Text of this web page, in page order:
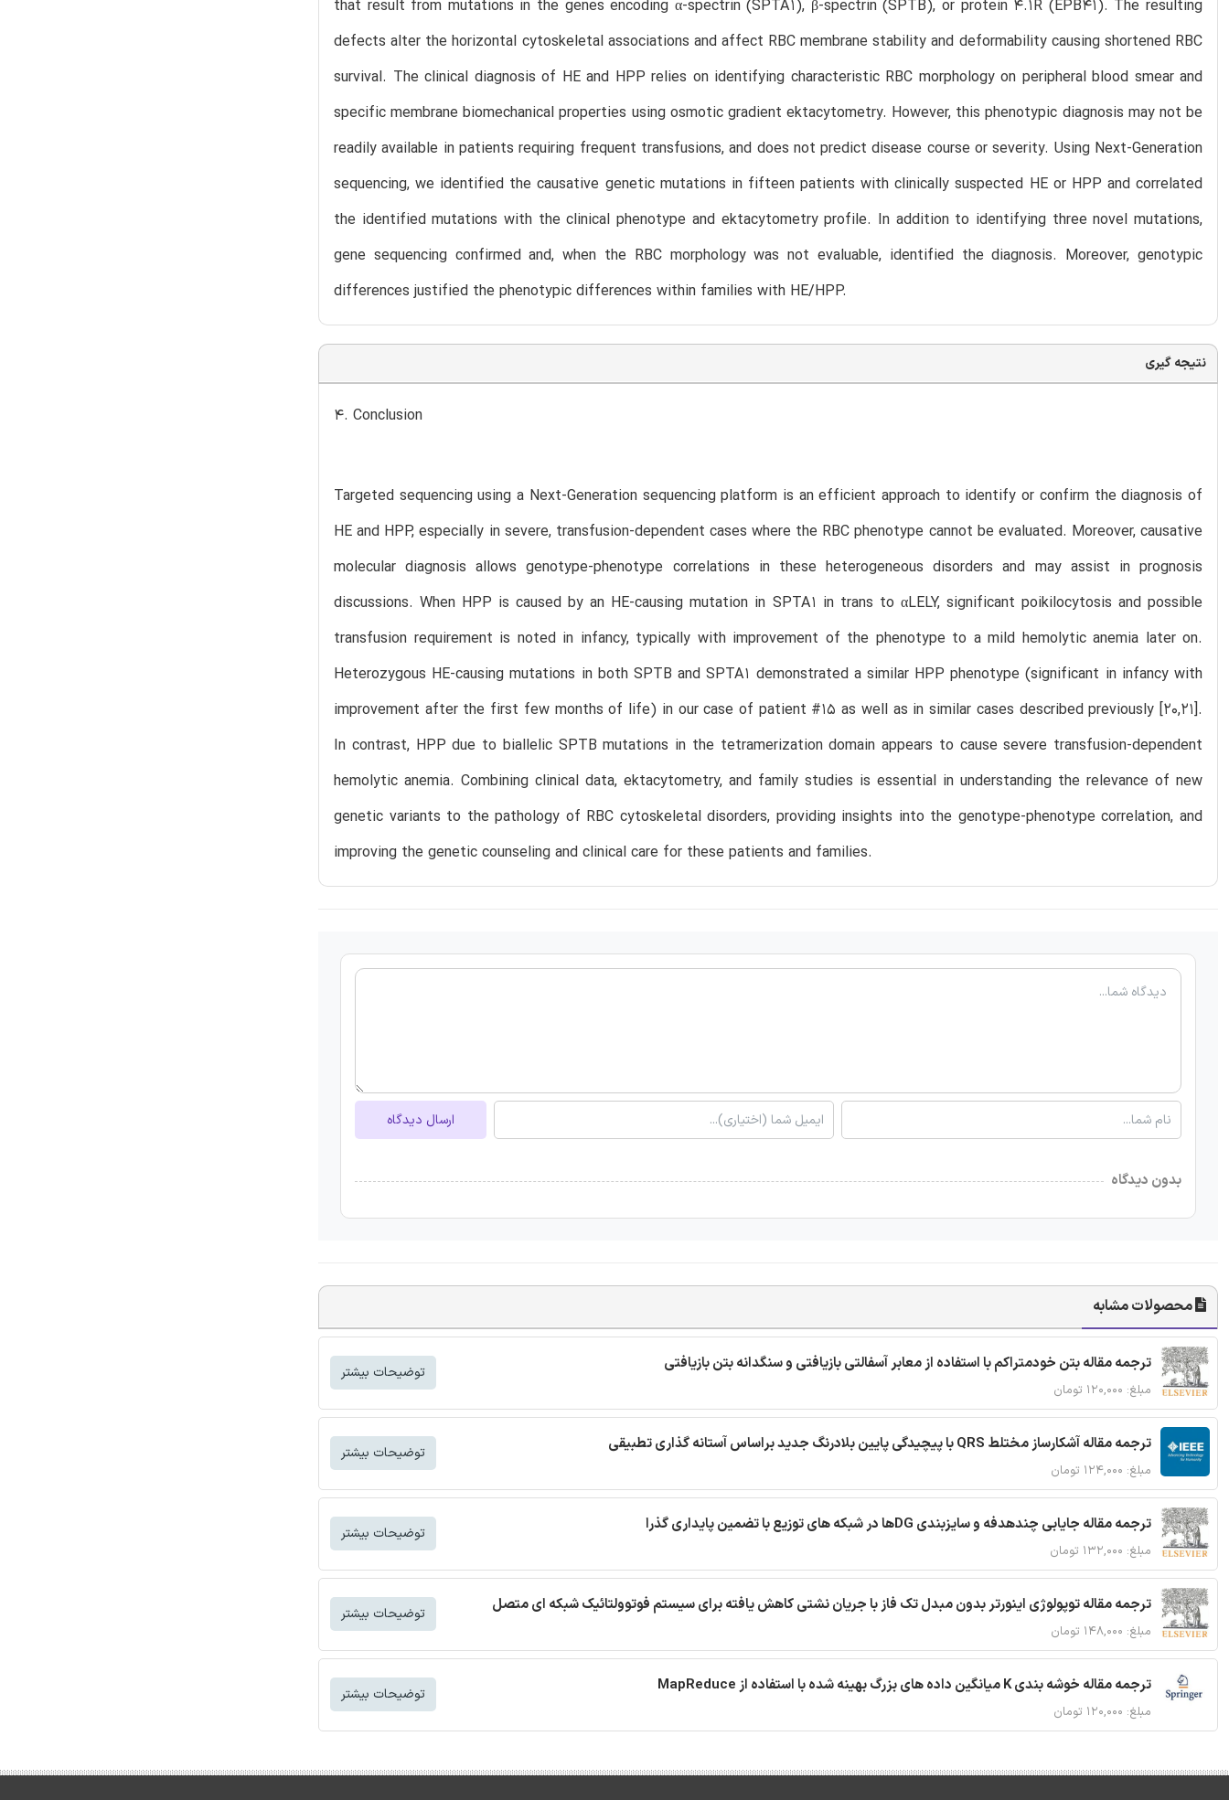
that result from mutations in the genes encoding α-spectrin (SPTA1), β-spectrin (SPTB), or protein 4.1R (EPB41). The resulting
defects alter the horizontal cytoskeletal associations and affect RBC membrane stability and deformability causing shortened RBC
survival. The clinical diagnosis of HE and HPP relies on identifying characteristic RBC morphology on peripheral blood smear and
specific membrane biomechanical properties using osmotic gradient ektacytometry. However, this phenotypic diagnosis may not be
readily available in patients requiring frequent transfusions, and does not predict disease course or severity. Using Next-Generation
sequencing, we identified the causative genetic mutations in fifteen patients with clinically suspected HE or HPP and correlated
the identified mutations with the clinical phenotype and ektacytometry profile. In addition to identifying three novel mutations,
gene sequencing confirmed and, when the RBC morphology was not evaluable, identified the diagnosis. Moreover, genotypic
differences justified the phenotypic differences within families with HE/HPP.
نتیجه گیری
4. Conclusion
Targeted sequencing using a Next-Generation sequencing platform is an efficient approach to identify or confirm the diagnosis of
HE and HPP, especially in severe, transfusion-dependent cases where the RBC phenotype cannot be evaluated. Moreover, causative
molecular diagnosis allows genotype-phenotype correlations in these heterogeneous disorders and may assist in prognosis
discussions. When HPP is caused by an HE-causing mutation in SPTA1 in trans to αLELY, significant poikilocytosis and possible
transfusion requirement is noted in infancy, typically with improvement of the phenotype to a mild hemolytic anemia later on.
Heterozygous HE-causing mutations in both SPTB and SPTA1 demonstrated a similar HPP phenotype (significant in infancy with
improvement after the first few months of life) in our case of patient #15 as well as in similar cases described previously [20,21].
In contrast, HPP due to biallelic SPTB mutations in the tetramerization domain appears to cause severe transfusion-dependent
hemolytic anemia. Combining clinical data, ektacytometry, and family studies is essential in understanding the relevance of new
genetic variants to the pathology of RBC cytoskeletal disorders, providing insights into the genotype-phenotype correlation, and
improving the genetic counseling and clinical care for these patients and families.
ارسال دیدگاه
بدون دیدگاه
محصولات مشابه
ترجمه مقاله بتن خودمتراکم با استفاده از معابر آسفالتی بازیافتی و سنگدانه بتن بازیافتی
مبلغ: ۱۲۰,۰۰۰ تومان
توضیحات بیشتر
ترجمه مقاله آشکارساز مختلط QRS با پیچیدگی پایین بلادرنگ جدید براساس آستانه گذاری تطبیقی
مبلغ: ۱۲۴,۰۰۰ تومان
توضیحات بیشتر
ترجمه مقاله جایابی چندهدفه و سایزبندی DGها در شبکه های توزیع با تضمین پایداری گذرا
مبلغ: ۱۳۲,۰۰۰ تومان
توضیحات بیشتر
ترجمه مقاله توپولوژی اینورتر بدون مبدل تک فاز با جریان نشتی کاهش یافته برای سیستم فوتوولتائیک شبکه ای متصل
مبلغ: ۱۴۸,۰۰۰ تومان
توضیحات بیشتر
ترجمه مقاله خوشه بندی K میانگین داده های بزرگ بهینه شده با استفاده از MapReduce
مبلغ: ۱۲۰,۰۰۰ تومان
توضیحات بیشتر